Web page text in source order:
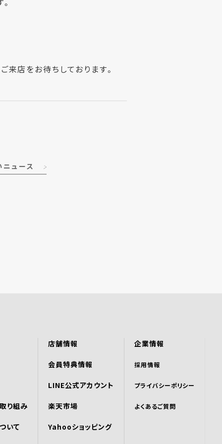
店をお待ちしております。
ニュース
り組み
いて
店舗情報
会員特典情報
LINE公式アカウント
楽天市場
Yahooショッピング
企業情報
採用情報
プライバシーポリシー
よくあるご質問